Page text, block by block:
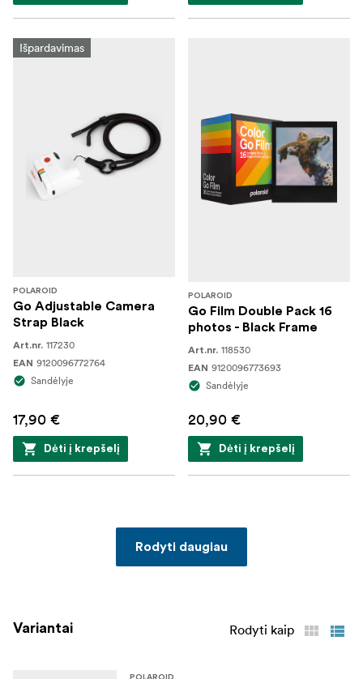
Išpardavimas
POLAROID
Go Adjustable Camera
Strap Black
Art.nr. 117230
EAN 9120096772764
Sandėlyje
17,90 €
Dėti į krepšelį
POLAROID
Go Film Double Pack 16
photos - Black Frame
Art.nr. 118530
EAN 9120096773693
Sandėlyje
20,90 €
Dėti į krepšelį
Rodyti daugiau
Variantai Rodyti kaip
POLAROID